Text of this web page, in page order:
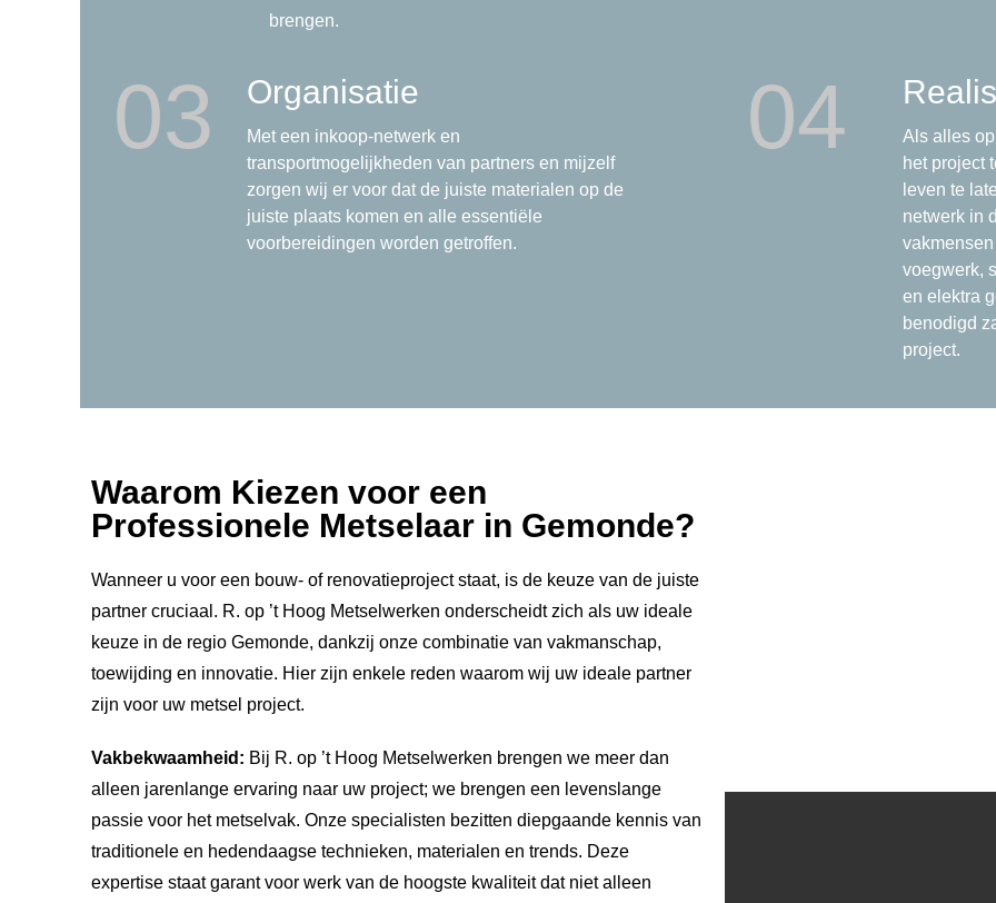
brengen.
03 Organisatie
Met een inkoop-netwerk en
transportmogelijkheden van partners en mijzelf
zorgen wij er voor dat de juiste materialen op de
juiste plaats komen en alle essentiële
voorbereidingen worden getroffen.
04
Als alles
het project
leven te
netwerk in
voegwerk,
en elektra
benodigd
project.
Waarom Kiezen voor een
Professionele Metselaar in Gemonde?
Wanneer u voor een bouw- of renovatieproject staat, is de keuze van de juiste
partner cruciaal. R. op ’t Hoog Metselwerken onderscheidt zich als uw ideale
keuze in de regio Gemonde, dankzij onze combinatie van vakmanschap,
toewijding en innovatie. Hier zijn enkele reden waarom wij uw ideale partner
zijn voor uw metsel project.
Vakbekwaamheid: Bij R. op ’t Hoog Metselwerken brengen we meer dan
alleen jarenlange ervaring naar uw project; we brengen een levenslange
passie voor het metselvak. Onze specialisten bezitten diepgaande kennis van
traditionele en hedendaagse technieken, materialen en trends. Deze
expertise staat garant voor werk van de hoogste kwaliteit dat niet alleen